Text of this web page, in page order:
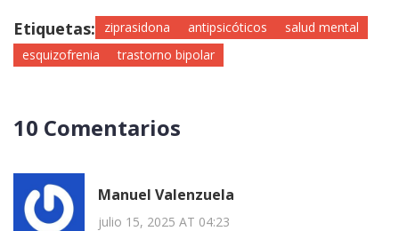
Etiquetas: ziprasidona antipsicóticos
salud mental
esquizofrenia
trastorno bipolar
10 Comentarios
Manuel Valenzuela
julio 15, 2025 AT 04:23